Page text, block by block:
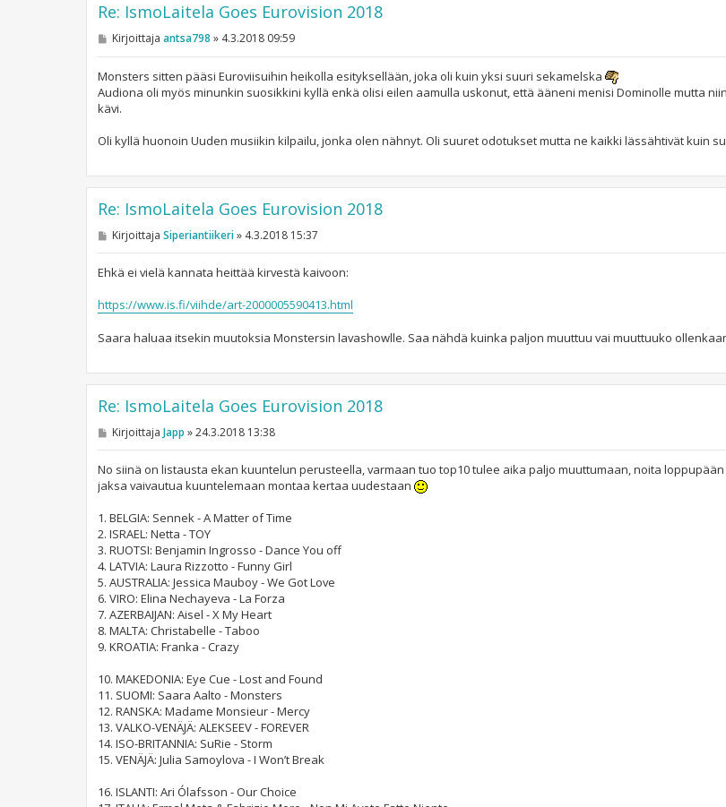
Re: IsmoLaitela Goes Eurovision 2018
V
s
t
i
Kirjoittaja antsa798 » 4.3.2018 09:59
Monsters sitten pääsi Euroviisuihin heikolla esityksellään, joka oli kuin yksi suuri sekamelska
Audiona oli myös minunkin suosikkini kyllä enkä olisi eilen aamulla uskonut, että ääneni menisi Dominolle mutta
kävi.
Oli kyllä huonoin Uuden musiikin kilpailu, jonka olen nähnyt. Oli suuret odotukset mutta ne kaikki lässähtivät kuin
Re: IsmoLaitela Goes Eurovision 2018
V
s
Kirjoittaja Siperiantiikeri» 4.3.2018 15:37
Ehkä ei vielä kannata heittää kirvestä kaivoon:
https://www.is.fi/viihde/art-2000005590413.html
Saara haluaa itsekin muutoksia Monstersin lavashowlle. Saa nähdä kuinka paljon muuttuu vai muuttuuko
Re: IsmoLaitela Goes Eurovision 2018
V
s
t
i
Kirjoittaja Japp »24.3.2018 13:38
No siinä on listausta ekan kuuntelun perusteella, varmaan tuo top10 tulee aika paljo muuttumaan, noita
jaksa vaivautua kuuntelemaan montaa kertaa uudestaan
1. BELGIA: Sennek - A Matter of Time
2. ISRAEL: Netta - TOY
3. RUOTSI: Benjamin Ingrosso - Dance You off
4. LATVIA: Laura Rizzotto - Funny Girl
5. AUSTRALIA: Jessica Mauboy - We Got Love
6. VIRO: Elina Nechayeva - La Forza
7. AZERBAIJAN: Aisel - X My Heart
8. MALTA: Christabelle - Taboo
9. KROATIA: Franka - Crazy
10. MAKEDONIA: Eye Cue - Lost and Found
11. SUOMI: Saara Aalto - Monsters
12. RANSKA: Madame Monsieur - Mercy
13. VALKO-VENÄJÄ: ALEKSEEV - FOREVER
14. ISO-BRITANNIA: SuRie - Storm
15. VENÄJÄ: Julia Samoylova - I Won’t Break
16. ISLANTI: Ari Ólafsson - Our Choice